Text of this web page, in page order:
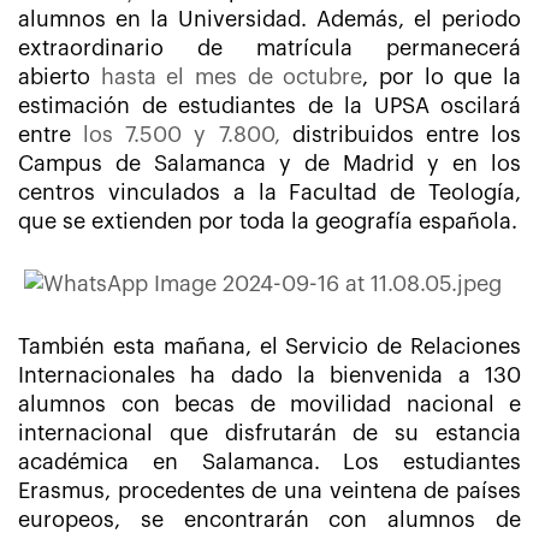
alumnos en la Universidad. Además, el periodo
extraordinario de matrícula permanecerá
abierto
hasta el mes de octubre, por lo que la
estimación de estudiantes de la UPSA oscilará
entre
los 7.500 y 7.800, distribuidos entre los
Campus de Salamanca y de Madrid y en los
centros vinculados a la Facultad de Teología,
que se extienden por toda la geografía española.
También esta mañana, el Servicio de Relaciones
Internacionales ha dado la bienvenida a 130
alumnos con becas de movilidad nacional e
internacional que disfrutarán de su estancia
académica en Salamanca. Los estudiantes
Erasmus, procedentes de una veintena de países
europeos, se encontrarán con alumnos de